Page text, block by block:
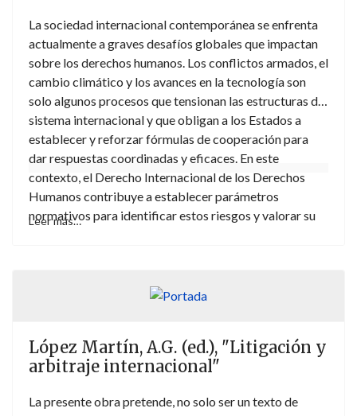
La sociedad internacional contemporánea se enfrenta
actualmente a graves desafíos globales que impactan
sobre los derechos humanos. Los conflictos armados, el
cambio climático y los avances en la tecnología son
solo algunos procesos que tensionan las estructuras del
sistema internacional y que obligan a los Estados a
establecer y reforzar fórmulas de cooperación para
dar respuestas coordinadas y eficaces. En este
contexto, el Derecho Internacional de los Derechos
Humanos contribuye a establecer parámetros
normativos para identificar estos riesgos y valorar su
protección de los derechos humanos ha propuesto
Leer más…
López Martín, A.G. (ed.), "Litigación y
arbitraje internacional"
La presente obra pretende, no solo ser un texto de